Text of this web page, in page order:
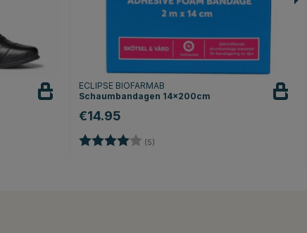
ECLIPSE BIOFARMAB
Schaumbandagen 14x200cm
€14.95
Bewertung: (5)